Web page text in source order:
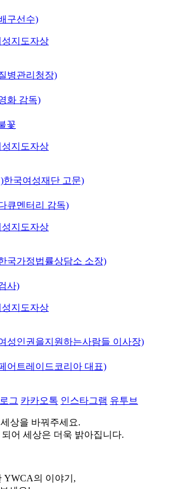
구선수)
지도자상
병관리청장)
화 감독)
꽃
지도자상
한국여성재단 고문)
큐멘터리 감독)
지도자상
국가정법률상담소 소장)
사)
지도자상
성인권을지원하는사람들 이사장)
어트레이드코리아 대표)
그 카카오톡 인스타그램 유투브
상을 바꿔주세요.
어 세상은 더욱 밝아집니다.
YWCA의 이야기,